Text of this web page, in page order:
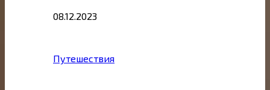
08.12.2023
Путешествия